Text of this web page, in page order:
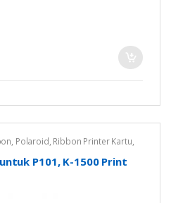
, Polaroid, Ribbon Printer Kartu,
P101, K-1500 Print